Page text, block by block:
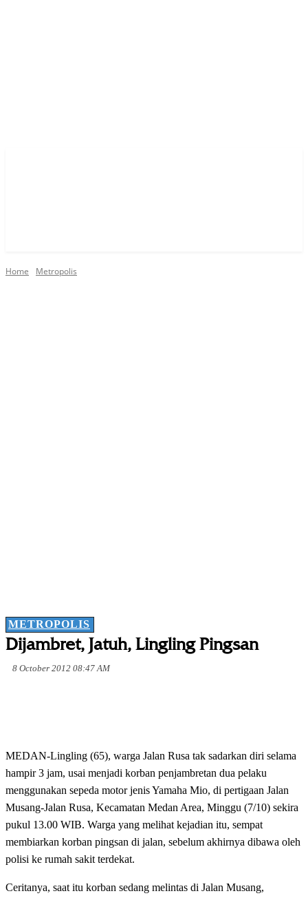
Home Metropolis
METROPOLIS
Dijambret, Jatuh, Lingling Pingsan
8 October 2012 08:47 AM
MEDAN-Lingling (65), warga Jalan Rusa tak sadarkan diri selama
hampir 3 jam, usai menjadi korban penjambretan dua pelaku
menggunakan sepeda motor jenis Yamaha Mio, di pertigaan Jalan
Musang-Jalan Rusa, Kecamatan Medan Area, Minggu (7/10) sekira
pukul 13.00 WIB. Warga yang melihat kejadian itu, sempat
membiarkan korban pingsan di jalan, sebelum akhirnya dibawa oleh
polisi ke rumah sakit terdekat.
Ceritanya, saat itu korban sedang melintas di Jalan Musang,